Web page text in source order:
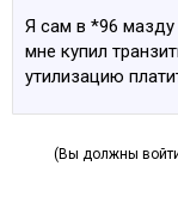
Я сам в *96 мазду
мне купил
утилизацию
(Вы должны войти